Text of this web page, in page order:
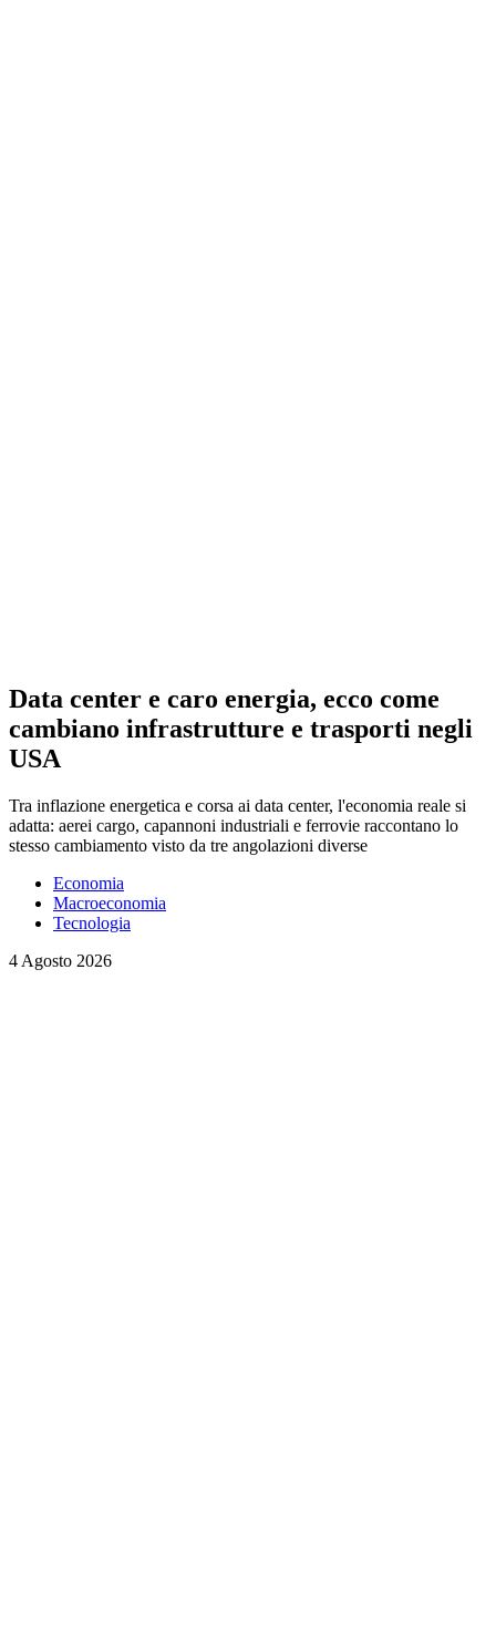
Data center e caro energia, ecco come
cambiano infrastrutture e trasporti negli
USA
Tra inflazione energetica e corsa ai data center, l'economia reale si
adatta: aerei cargo, capannoni industriali e ferrovie raccontano lo
stesso cambiamento visto da tre angolazioni diverse
Economia
Macroeconomia
Tecnologia
4 Agosto 2026